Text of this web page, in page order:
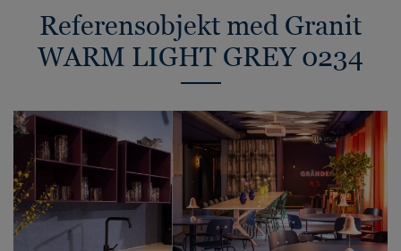
Referensobjekt med Granit
WARM LIGHT GREY 0234